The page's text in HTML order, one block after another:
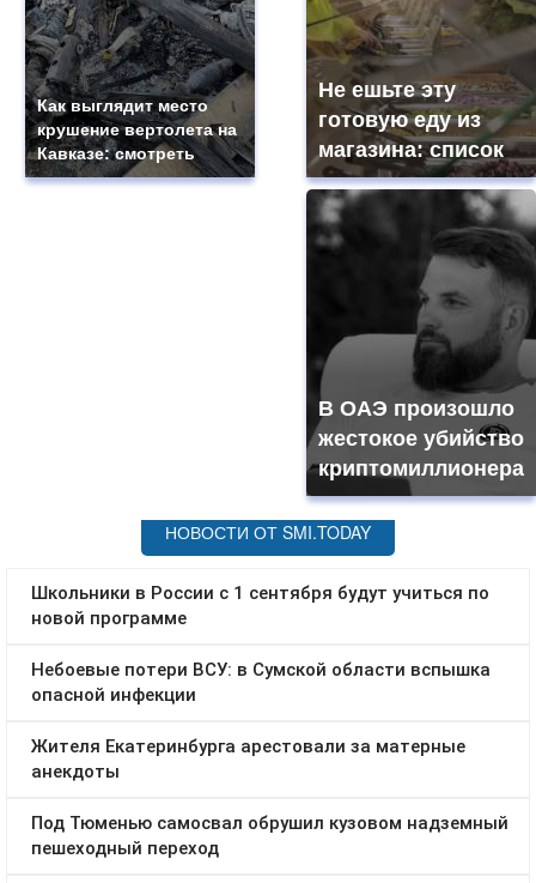
Как выглядит место
крушение вертолета на
Кавказе: смотреть
Не ешьте эту
готовую еду из
магазина: список
В ОАЭ произошло
жестокое убийство
криптомиллионера